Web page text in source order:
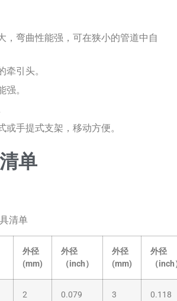
，弯曲性能强，可在狭小的管道中自
牵引头。
强。
或手提式支架，移动方便。
单
清单
外径
(mm)
外径
（inch）
外径
(mm)
外径
（
2 0.079 3 0.118